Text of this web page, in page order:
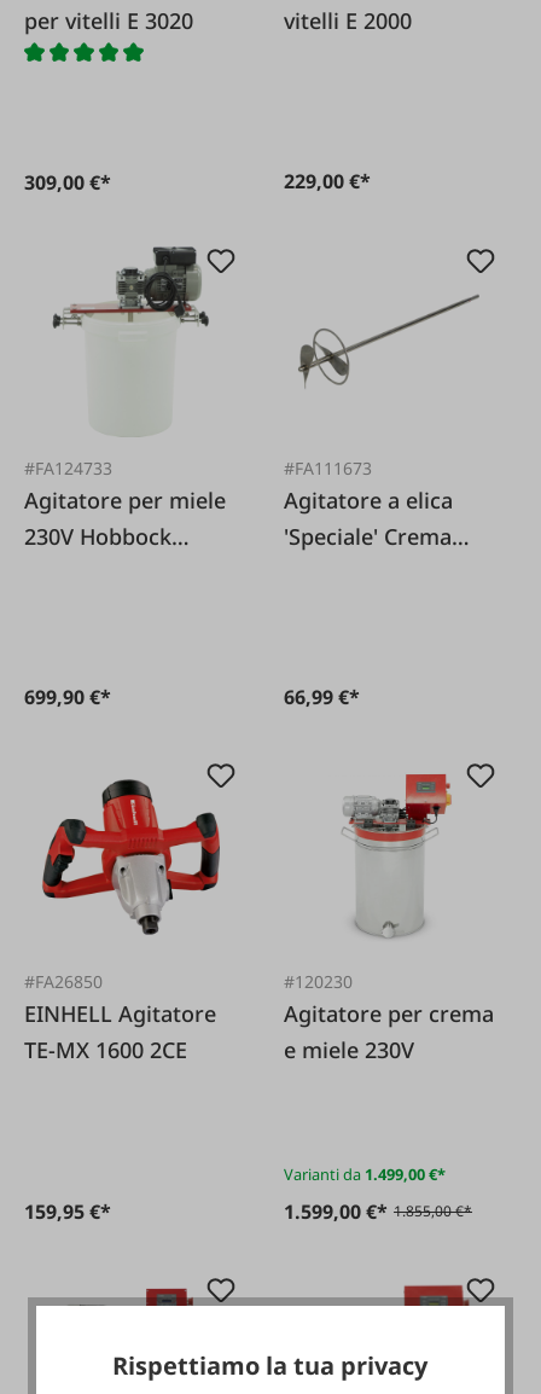
per vitelli E 3020
309,00 €*
vitelli E 2000
229,00 €*
#FA124733
Agitatore per miele
230V Hobbock
699,90 €*
#FA111673
Agitatore a elica
'Speciale' Crema
66,99 €*
#FA26850
EINHELL Agitatore
TE-MX 1600 2CE
159,95 €*
#120230
Agitatore per crema
e miele 230V
Varianti da 1.499,00 €*
1.599,00 €* 1.855,00 €*
Rispettiamo la tua privacy